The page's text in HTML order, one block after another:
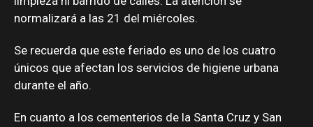
normalizará a las 21 del miércoles.
Se recuerda que este feriado es uno de los cuatro
únicos que afectan los servicios de higiene urbana
durante el año.
En cuanto a los cementerios de la Santa Cruz y San